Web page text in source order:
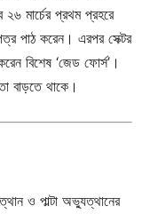
২৬ মার্চের প্রথম প্রহরে
পাঠ করেন। এরপর সেক্টর
বিশেষ ‘জেড ফোর্স’।
বাড়তে থাকে।
ও পাল্টা অভ্যুত্থানের